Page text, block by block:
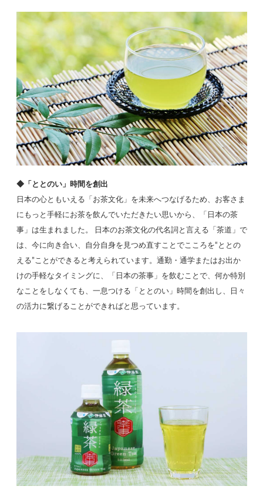
◆「ととのい」時間を創出
日本の心ともいえる「お茶文化」を未来へつなげるため、お客さま
にもっと手軽にお茶を飲んでいただきたい思いから、「日本の茶
事」は生まれました。 日本のお茶文化の代名詞と言える「茶道」で
は、今に向き合い、自分自身を見つめ直すことでこころを“ととの
える”ことができると考えられています。通勤・通学またはお出か
けの手軽なタイミングに、「日本の茶事」を飲むことで、何か特別
なことをしなくても、一息つける「ととのい」時間を創出し、日々
の活力に繋げることができればと思っています。